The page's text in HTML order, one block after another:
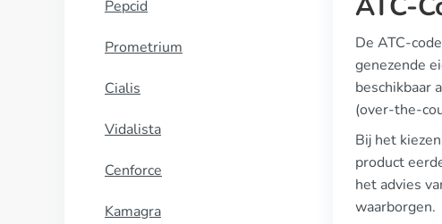
Pepcid
Prometrium
Cialis
Vidalista
Cenforce
Kamagra
De ATC-
genezende
beschikbaar
(over-the-
Bij het
product
het advies
waarborgen.